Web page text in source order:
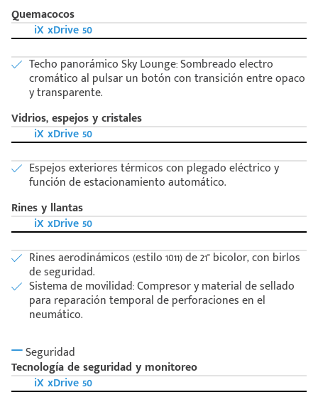
Quemacocos
iX xDrive 50
Techo panorámico Sky Lounge: Sombreado electro
cromático al pulsar un botón con transición entre opaco
y transparente.
Vidrios, espejos y cristales
iX xDrive 50
Espejos exteriores térmicos con plegado eléctrico y
función de estacionamiento automático.
Rines y llantas
iX xDrive 50
Rines aerodinámicos (estilo 1011) de 21" bicolor, con birlos
de seguridad.
Sistema de movilidad: Compresor y material de sellado
para reparación temporal de perforaciones en el
neumático.
Seguridad
Tecnología de seguridad y monitoreo
iX xDrive 50